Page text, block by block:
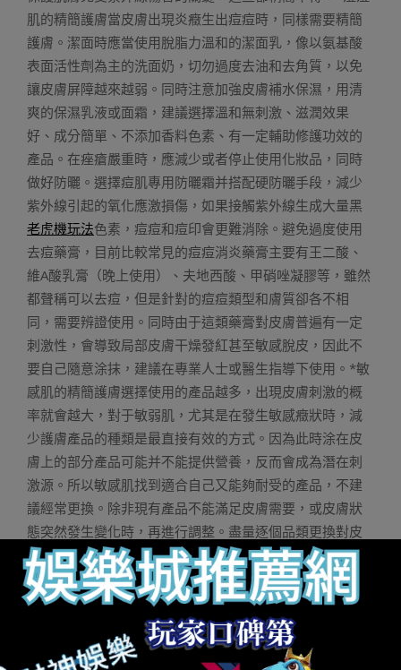
肌的精簡護膚當皮膚出現炎癥生出痘痘時，同樣需要精簡
護膚。潔面時應當使用脫脂力溫和的潔面乳，像以氨基酸
表面活性劑為主的洗面奶，切勿過度去油和去角質，以免
讓皮膚屏障越來越弱。同時注意加強皮膚補水保濕，用清
爽的保濕乳液或面霜，建議選擇溫和無刺激、滋潤效果
好、成分簡單、不添加香料色素、有一定輔助修護功效的
產品。在痤瘡嚴重時，應減少或者停止使用化妝品，同時
做好防曬。選擇痘肌專用防曬霜并搭配硬防曬手段，減少
紫外線引起的氧化應激損傷，如果接觸紫外線生成大量黑
老虎機玩法色素，痘痘和痘印會更難消除。避免過度使用
去痘藥膏，目前比較常見的痘痘消炎藥膏主要有王二酸、
維A酸乳膏（晚上使用）、夫地西酸、甲硝唑凝膠等，雖然
都聲稱可以去痘，但是針對的痘痘類型和膚質卻各不相
同，需要辨證使用。同時由于這類藥膏對皮膚普遍有一定
刺激性，會導致局部皮膚干燥發紅甚至敏感脫皮，因此不
要自己隨意涂抹，建議在專業人士或醫生指導下使用。*敏
感肌的精簡護膚選擇使用的產品越多，出現皮膚刺激的概
率就會越大，對于敏弱肌，尤其是在發生敏感癥狀時，減
少護膚產品的種類是最直接有效的方式。因為此時涂在皮
膚上的部分產品可能并不能提供營養，反而會成為潛在刺
激源。所以敏感肌找到適合自己又能夠耐受的產品，不建
議經常更換。除非現有產品不能滿足皮膚需要，或皮膚狀
態突然發生變化時，再進行調整。盡量逐個品類更換對皮
膚刺激更小，出現不適也可以迅速找到問題源頭。敏感肌
選擇護膚品在精不在多。要盡可能挑選成分配方簡單而非
高濃度功效型產品。比如之前大火的早C晚A組合，無論是
高濃度維C還是A醇，對皮膚的刺激性都不小，敏感肌很難
耐受。所以日常基礎護膚要以溫和取勝。最簡單的方法就